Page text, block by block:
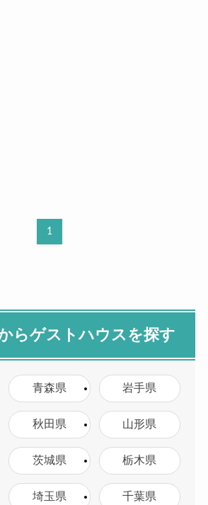
1
らゲストハウスを探す
青森県 岩手県
秋田県 山形県
茨城県 栃木県
埼玉県 千葉県